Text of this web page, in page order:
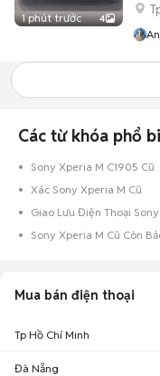
1 phút trước 4
An
Các từ khóa phổ
Sony Xperia M C1905 Cũ
Xác Sony Xperia M Cũ
Mua bán điện thoại
Tp Hồ Chí Minh
Đà Nẵng